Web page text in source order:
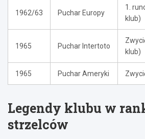
1962/63 Puchar Europy
1.
klub)
1965 Puchar Intertoto
klub)
1965 Puchar Ameryki
Legendy klubu w
strzelców